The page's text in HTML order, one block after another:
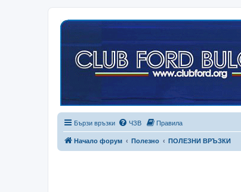
Бързи връзки ЧЗВ Правила
Начало форум Полезно ПОЛЕЗНИ ВРЪЗКИ